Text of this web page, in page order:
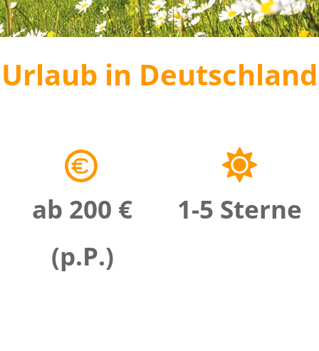
Urlaub in Deutschland
ab 200 €
(p.P.)
1-5 Sterne